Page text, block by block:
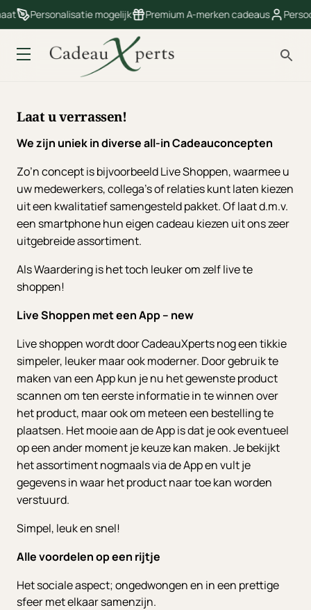
Personalisatie mogelijk Premium A-merken cadeaus
Laat u verrassen!
We zijn uniek in diverse all-in Cadeauconcepten
Zo’n concept is bijvoorbeeld Live Shoppen, waarmee u
uw medewerkers, collega’s of relaties kunt laten kiezen
uit een kwalitatief samengesteld pakket. Of laat d.m.v.
een smartphone hun eigen cadeau kiezen uit ons zeer
uitgebreide assortiment.
Als Waardering is het toch leuker om zelf live te
shoppen!
Live Shoppen met een App – new
Live shoppen wordt door CadeauXperts nog een tikkie
simpeler, leuker maar ook moderner. Door gebruik te
maken van een App kun je nu het gewenste product
scannen om ten eerste informatie in te winnen over
het product, maar ook om meteen een bestelling te
plaatsen. Het mooie aan de App is dat je ook eventueel
op een ander moment je keuze kan maken. Je bekijkt
het assortiment nogmaals via de App en vult je
gegevens in waar het product naar toe kan worden
verstuurd.
Simpel, leuk en snel!
Alle voordelen op een rijtje
Het sociale aspect; ongedwongen en in een prettige
sfeer met elkaar samenzijn.